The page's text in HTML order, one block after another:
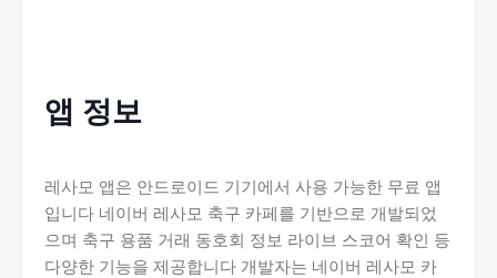
앱 정보
레사모 앱은 안드로이드 기기에서 사용 가능한 무료 앱
입니다 네이버 레사모 축구 카페를 기반으로 개발되었
으며 축구 용품 거래 동호회 정보 라이브 스코어 확인 등
다양한 기능을 제공합니다 개발자는 네이버 레사모 카